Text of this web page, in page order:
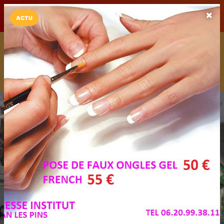
LaCarte LaCarte sur
Play Store
Installez l'App LaCarte
Téléchargez gratuitement l'app LaCarte pour suivre vos
commerces favoris et ne rien rater !
Télécharger Plus tard
ACTU